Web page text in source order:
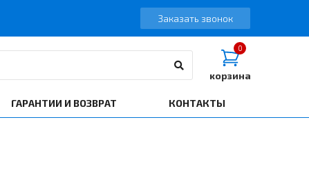
Заказать звонок
0
корзина
ГАРАНТИИ И ВОЗВРАТ КОНТАКТЫ